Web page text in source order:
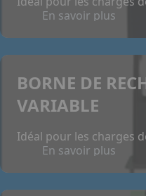
En savoir plus
BORNE DE
VARIABLE
Idéal pour les charges
En savoir plus